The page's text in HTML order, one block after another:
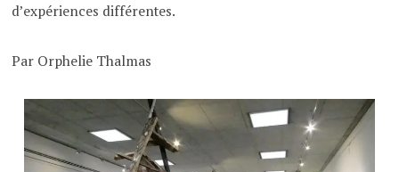
d’expériences différentes.
Par Orphelie Thalmas